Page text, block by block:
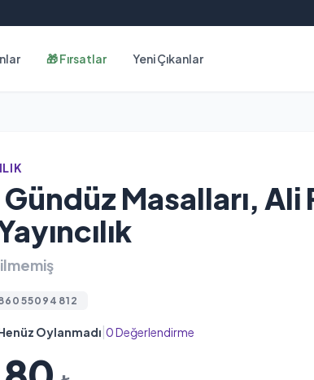
🎁 Fırsatlar Yeni Çıkanlar
Masalları, Ali
Oylanmadı 0 Değerlendirme